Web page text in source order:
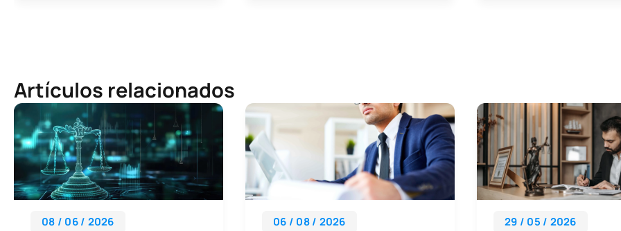
Artículos relacionados
08 / 06 / 2026 06 / 08 / 2026 29 / 05 / 2026